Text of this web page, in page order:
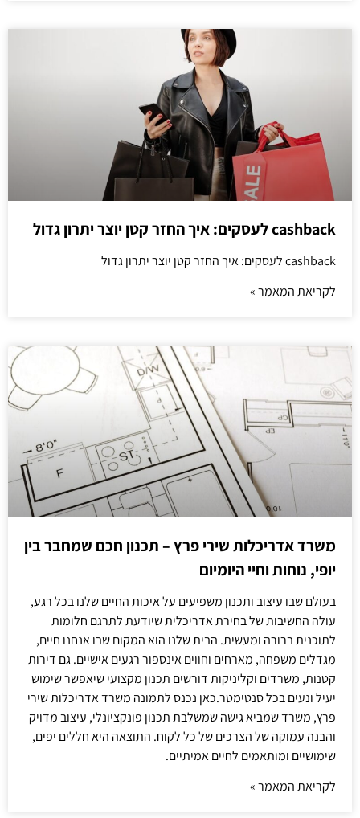
cashback לעסקים: איך החזר קטן יוצר יתרון גדול
cashback לעסקים: איך החזר קטן יוצר יתרון גדול
לקריאת המאמר »
משרד אדריכלות שירי פרץ – תכנון חכם שמחבר בין
יופי, נוחות וחיי היומיום
בעולם שבו עיצוב ותכנון משפיעים על איכות החיים שלנו בכל רגע,
עולה החשיבות של בחירת אדריכלית שיודעת לתרגם חלומות
לתוכנית ברורה ומעשית. הבית שלנו הוא המקום שבו אנחנו חיים,
מגדלים משפחה, מארחים וחווים אינספור רגעים אישיים. גם דירות
קטנות, משרדים וקליניקות דורשים תכנון מקצועי שיאפשר שימוש
יעיל ונעים בכל סנטימטר.כאן נכנס לתמונה משרד אדריכלות שירי
פרץ, משרד שמביא גישה שמשלבת תכנון פונקציונלי, עיצוב מדויק
והבנה עמוקה של הצרכים של כל לקוח. התוצאה היא חללים יפים,
שימושיים ומותאמים לחיים אמיתיים.
לקריאת המאמר »